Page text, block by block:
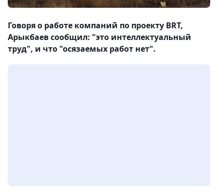
Говоря о работе компаний по проекту BRT,
Арыкбаев сообщил: "это интеллектуальный
труд", и что "осязаемых работ нет".